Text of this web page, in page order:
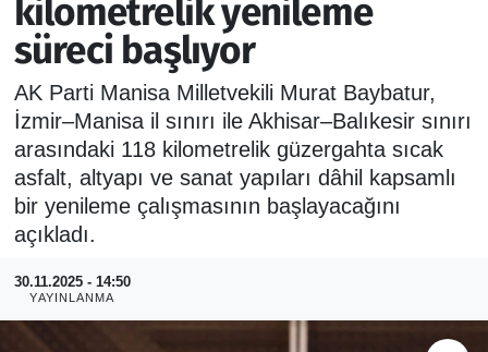
kilometrelik yenileme
süreci başlıyor
AK Parti Manisa Milletvekili Murat Baybatur,
İzmir–Manisa il sınırı ile Akhisar–Balıkesir sınırı
arasındaki 118 kilometrelik güzergahta sıcak
asfalt, altyapı ve sanat yapıları dâhil kapsamlı
bir yenileme çalışmasının başlayacağını
açıkladı.
30.11.2025 - 14:50
YAYINLANMA
EKONOMİ
SİYASET
SPOR
ASAYİŞ
RESMİ REKLAM
Puan Durumu ve Fikstür
Tüm Manşetler
Son Dakika Haberleri
Haber Arşivi